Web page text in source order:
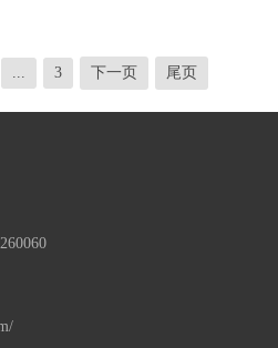
... 3 下一页 尾页